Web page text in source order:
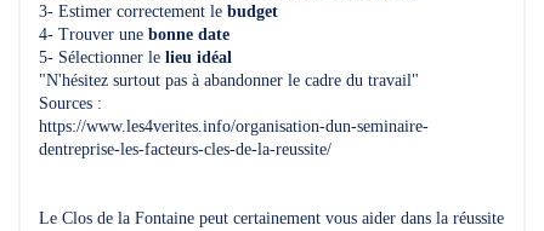
3- Estimer correctement le budget
4- Trouver une bonne date
5- Sélectionner le lieu idéal
"N'hésitez surtout pas à abandonner le cadre du travail"
Sources :
https://www.les4verites.info/organisation-dun-seminaire-
dentreprise-les-facteurs-cles-de-la-reussite/
Le Clos de la Fontaine peut certainement vous aider dans la réussite